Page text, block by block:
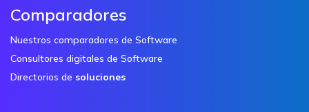
Comparadores
Nuestros comparadores de Software
Consultores digitales de Software
Directorios de soluciones